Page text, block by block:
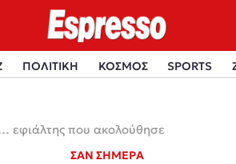
ΠΟΛΙΤΙΚΗ ΚΟΣΜΟΣ SPORTS
εφιάλτης που ακολούθησε
ΣΑΝ ΣΗΜΕΡΑ